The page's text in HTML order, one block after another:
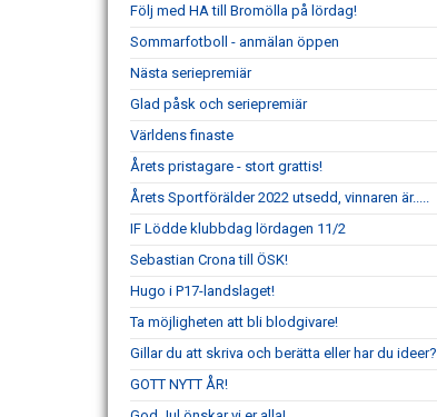
Följ med HA till Bromölla på lördag!
Sommarfotboll - anmälan öppen
Nästa seriepremiär
Glad påsk och seriepremiär
Världens finaste
Årets pristagare - stort grattis!
Årets Sportförälder 2022 utsedd, vinnaren är.....
IF Lödde klubbdag lördagen 11/2
Sebastian Crona till ÖSK!
Hugo i P17-landslaget!
Ta möjligheten att bli blodgivare!
Gillar du att skriva och berätta eller har du ideer?
GOTT NYTT ÅR!